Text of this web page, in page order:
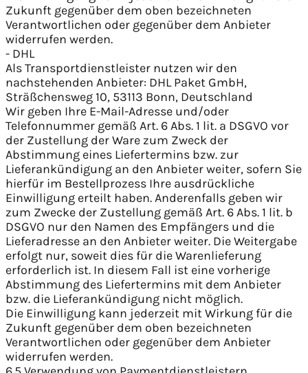
Zukunft gegenüber dem oben bezeichneten
Verantwortlichen oder gegenüber dem Anbieter
widerrufen werden.
- DHL
Als Transportdienstleister nutzen wir den
nachstehenden Anbieter: DHL Paket GmbH,
Sträßchensweg 10, 53113 Bonn, Deutschland
Wir geben Ihre E-Mail-Adresse und/oder
Telefonnummer gemäß Art. 6 Abs. 1 lit. a DSGVO vor
der Zustellung der Ware zum Zweck der
Abstimmung eines Liefertermins bzw. zur
Lieferankündigung an den Anbieter weiter, sofern Sie
hierfür im Bestellprozess Ihre ausdrückliche
Einwilligung erteilt haben. Anderenfalls geben wir
zum Zwecke der Zustellung gemäß Art. 6 Abs. 1 lit. b
DSGVO nur den Namen des Empfängers und die
Lieferadresse an den Anbieter weiter. Die Weitergabe
erfolgt nur, soweit dies für die Warenlieferung
erforderlich ist. In diesem Fall ist eine vorherige
Abstimmung des Liefertermins mit dem Anbieter
bzw. die Lieferankündigung nicht möglich.
Die Einwilligung kann jederzeit mit Wirkung für die
Zukunft gegenüber dem oben bezeichneten
Verantwortlichen oder gegenüber dem Anbieter
widerrufen werden.